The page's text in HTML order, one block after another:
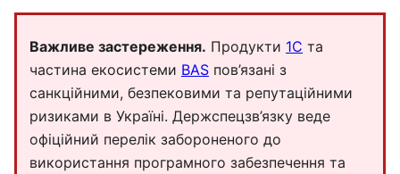
Важливе застереження. Продукти 1С та
частина екосистеми BAS пов’язані з
санкційними, безпековими та репутаційними
ризиками в Україні. Держспецзв’язку веде
офіційний перелік забороненого до
використання програмного забезпечення та